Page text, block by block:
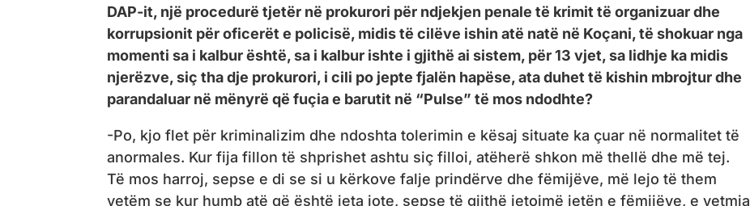
DAP-it, një procedurë tjetër në prokurori për ndjekjen penale të krimit të organizuar dhe
korrupsionit për oficerët e policisë, midis të cilëve ishin atë natë në Koçani, të shokuar nga
momenti sa i kalbur është, sa i kalbur ishte i gjithë ai sistem, për 13 vjet, sa lidhje ka midis
njerëzve, siç tha dje prokurori, i cili po jepte fjalën hapëse, ata duhet të kishin mbrojtur dhe
parandaluar në mënyrë që fuçia e barutit në “Pulse” të mos ndodhte?
-Po, kjo flet për kriminalizim dhe ndoshta tolerimin e kësaj situate ka çuar në normalitet të
anormales. Kur fija fillon të shprishet ashtu siç filloi, atëherë shkon më thellë dhe më tej.
Të mos harroj, sepse e di se si u kërkove falje prindërve dhe fëmijëve, më lejo të them
vetëm se kur humb atë që është jeta jote, sepse të gjithë jetojmë jetën e fëmijëve, e vetmja